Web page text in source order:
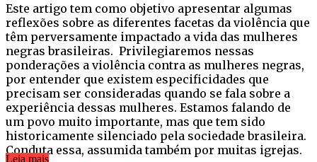
Este artigo tem como objetivo apresentar algumas
reflexões sobre as diferentes facetas da violência que
têm perversamente impactado a vida das mulheres
negras brasileiras. Privilegiaremos nessas
ponderações a violência contra as mulheres negras,
por entender que existem especificidades que
precisam ser consideradas quando se fala sobre a
experiência dessas mulheres. Estamos falando de
um povo muito importante, mas que tem sido
historicamente silenciado pela sociedade brasileira.
Conduta essa, assumida também por muitas igrejas.
Leia mais